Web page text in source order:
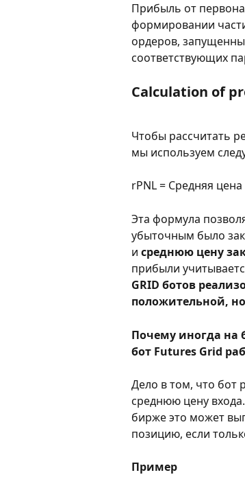
Прибыль от
формировании
ордеров,
соответствующих
Calculation of
Чтобы рассчитать
мы используем
rPNL = Средняя
Эта формула
убыточным было
и среднюю цену
прибыли
GRID ботов
положительной,
Почему иногда на
бот Futures Grid
Дело в том, что бот
среднюю цену
бирже это может
позицию, если
Пример